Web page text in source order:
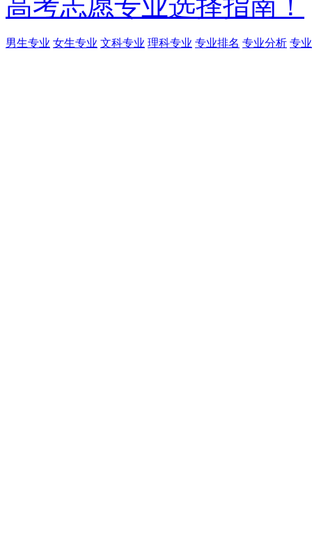
男生专业 女生专业 文科专业 理科专业 专业排名 专业分析 专